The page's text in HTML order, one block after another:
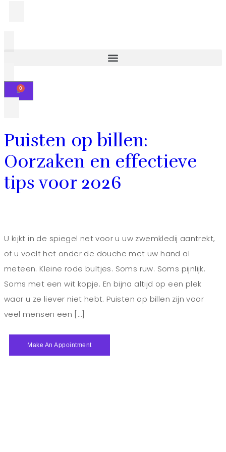
Puisten op billen:
Oorzaken en effectieve
tips voor 2026
U kijkt in de spiegel net voor u uw zwemkledij aantrekt,
of u voelt het onder de douche met uw hand al
meteen. Kleine rode bultjes. Soms ruw. Soms pijnlijk.
Soms met een wit kopje. En bijna altijd op een plek
waar u ze liever niet hebt. Puisten op billen zijn voor
veel mensen een […]
Make An Appointment